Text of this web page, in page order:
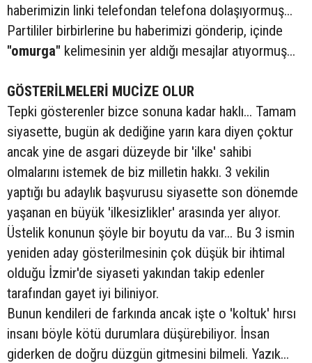
haberimizin linki telefondan telefona dolaşıyormuş...
Partililer birbirlerine bu haberimizi gönderip, içinde
"omurga" kelimesinin yer aldığı mesajlar atıyormuş...
GÖSTERİLMELERİ MUCİZE OLUR
Tepki gösterenler bizce sonuna kadar haklı... Tamam
siyasette, bugün ak dediğine yarın kara diyen çoktur
ancak yine de asgari düzeyde bir 'ilke' sahibi
olmalarını istemek de biz milletin hakkı. 3 vekilin
yaptığı bu adaylık başvurusu siyasette son dönemde
yaşanan en büyük 'ilkesizlikler' arasında yer alıyor.
Üstelik konunun şöyle bir boyutu da var... Bu 3 ismin
yeniden aday gösterilmesinin çok düşük bir ihtimal
olduğu İzmir'de siyaseti yakından takip edenler
tarafından gayet iyi biliniyor.
Bunun kendileri de farkında ancak işte o 'koltuk' hırsı
insanı böyle kötü durumlara düşürebiliyor. İnsan
giderken de doğru düzgün gitmesini bilmeli. Yazık...